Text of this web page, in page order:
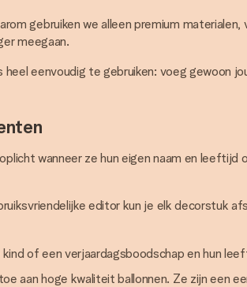
gebruiken we alleen premium
meegaan.
eenvoudig te gebruiken: voeg
wanneer ze hun eigen naam en
editor kun je elk decorstuk
of een verjaardagsboodschap en hun
aan hoge kwaliteit ballonnen. Ze zijn een